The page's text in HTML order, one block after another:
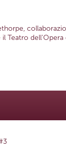
il Teatro dell'Opera